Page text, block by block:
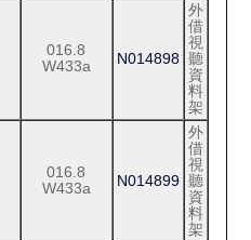
016.8
W433a
N014898
外
借
視
聽
資
料
架
016.8
W433a
N014899
外
借
視
聽
資
料
架